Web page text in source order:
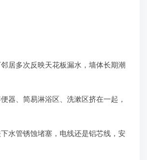
居多次反映天花板漏水，墙体长期潮
器、简易淋浴区、洗漱区挤在一起，
水管锈蚀堵塞，电线还是铝芯线，安